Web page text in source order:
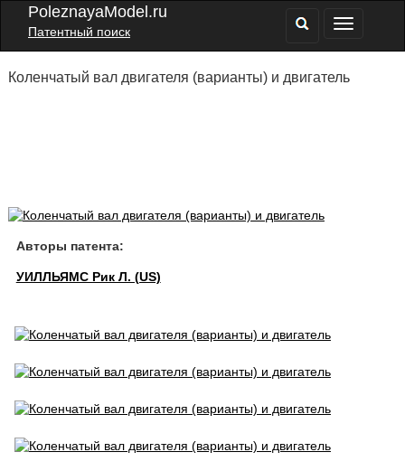
PoleznayaModel.ru
Патентный поиск
Коленчатый вал двигателя (варианты) и двигатель
Авторы патента:
УИЛЛЬЯМС Рик Л. (US)